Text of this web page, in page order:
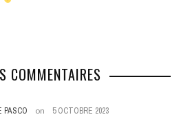
COMMENTAIRES
PASCO on 5 OCTOBRE 2023